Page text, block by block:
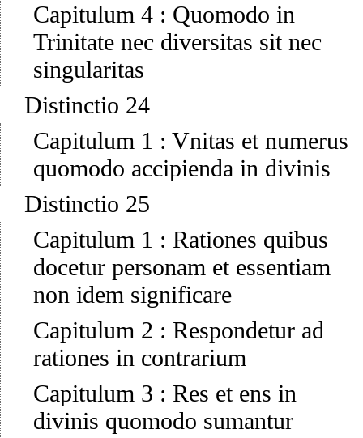
Capitulum 4 : Quomodo in
Trinitate nec diversitas sit nec
singularitas
Distinctio 24
Capitulum 1 : Vnitas et numerus
quomodo accipienda in divinis
Distinctio 25
Capitulum 1 : Rationes quibus
docetur personam et essentiam
non idem significare
Capitulum 2 : Respondetur ad
rationes in contrarium
Capitulum 3 : Res et ens in
divinis quomodo sumantur